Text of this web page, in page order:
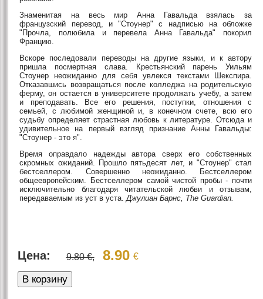
Знаменитая на весь мир Анна Гавальда взялась за
французский перевод, и "Стоунер" с надписью на обложке
"Прочла, полюбила и перевела Анна Гавальда" покорил
Францию.
Вскоре последовали переводы на другие языки, и к автору
пришла посмертная слава. Крестьянский парень Уильям
Стоунер неожиданно для себя увлекся текстами Шекспира.
Отказавшись возвращаться после колледжа на родительскую
ферму, он остается в университете продолжать учебу, а затем
и преподавать. Все его решения, поступки, отношения с
семьей, с любимой женщиной и, в конечном счете, всю его
судьбу определяет страстная любовь к литературе. Отсюда и
удивительное на первый взгляд признание Анны Гавальды:
"Стоунер - это я".
Время оправдало надежды автора сверх его собственных
скромных ожиданий. Прошло пятьдесят лет, и "Стоунер" стал
бестселлером. Совершенно неожиданно. Бестселлером
общеевропейским. Бестселлером самой чистой пробы - почти
исключительно благодаря читательской любви и отзывам,
передаваемым из уст в уста.Джулиан Барнс, The Guardian.
Цена: 9.80 €, 8.90 €